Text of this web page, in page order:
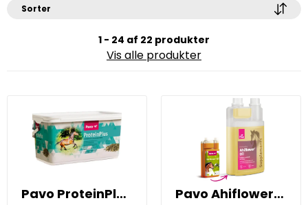
Sorter
1 - 24 af 22 produkter
Vis alle produkter
Pavo ProteinPlus 7 kg Pavo Ahiflower®Oil 1 l